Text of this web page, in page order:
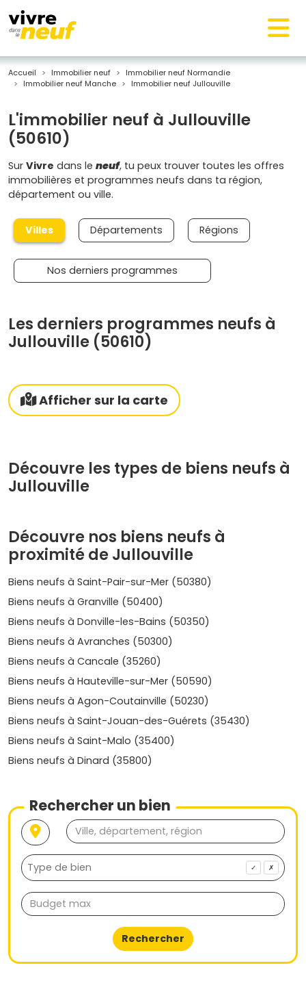
Accueil Immobilier neuf
Immobilier neuf Normandie
Immobilier neuf Manche
Immobilier neuf Jullouville
L'immobilier neuf à Jullouville
(50610)
Sur Vivre dans le neuf, tu peux trouver toutes les offres
immobilières et programmes neufs dans ta région,
département ou ville.
Villes Départements Régions
Nos derniers programmes
Les derniers programmes neufs à
Jullouville (50610)
Afficher sur la carte
Découvre les types de biens neufs à
Jullouville
Découvre nos biens neufs à
proximité de Jullouville
Biens neufs à Saint-Pair-sur-Mer (50380)
Biens neufs à Granville (50400)
Biens neufs à Donville-les-Bains (50350)
Biens neufs à Avranches (50300)
Biens neufs à Cancale (35260)
Biens neufs à Hauteville-sur-Mer (50590)
Biens neufs à Agon-Coutainville (50230)
Biens neufs à Saint-Jouan-des-Guérets (35430)
Biens neufs à Saint-Malo (35400)
Biens neufs à Dinard (35800)
Rechercher un bien
✓ ✗
Rechercher